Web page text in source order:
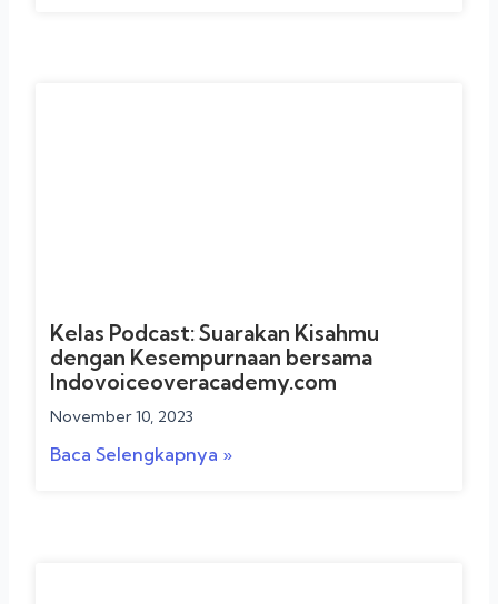
Kelas Podcast: Suarakan Kisahmu
dengan Kesempurnaan bersama
Indovoiceoveracademy.com
November 10, 2023
Baca Selengkapnya »